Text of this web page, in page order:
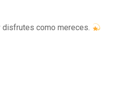
disfrutes como mereces.